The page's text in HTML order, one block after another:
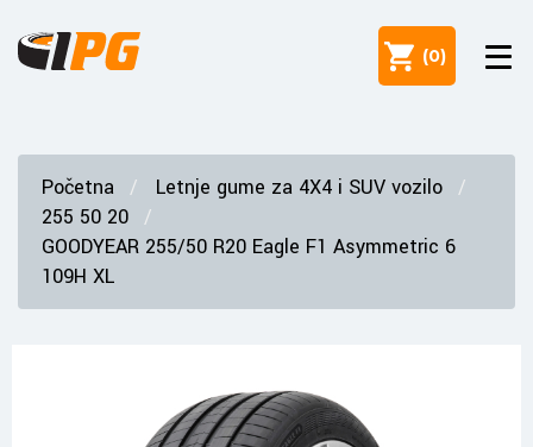
(0)
Početna
Letnje gume za 4X4 i SUV vozilo
255 50 20
GOODYEAR 255/50 R20 Eagle F1 Asymmetric 6
109H XL